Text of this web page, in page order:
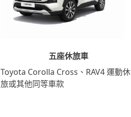
五座休旅車
Toyota Corolla Cross、RAV4 運動休
旅或其他同等車款